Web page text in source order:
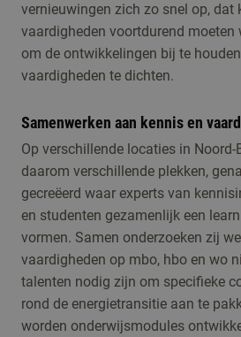
vernieuwingen zich zo snel op, dat
vaardigheden voortdurend moeten
om de ontwikkelingen bij te
vaardigheden te dichten.
Samenwerken aan kennis en
Op verschillende locaties in
daarom verschillende plekken,
gecreëerd waar experts van
en studenten gezamenlijk een
vormen. Samen onderzoeken zij
vaardigheden op mbo, hbo en wo
talenten nodig zijn om specifieke
rond de energietransitie aan te
worden onderwijsmodules